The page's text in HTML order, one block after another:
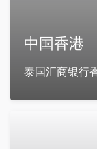
中国香港
泰国汇商银行